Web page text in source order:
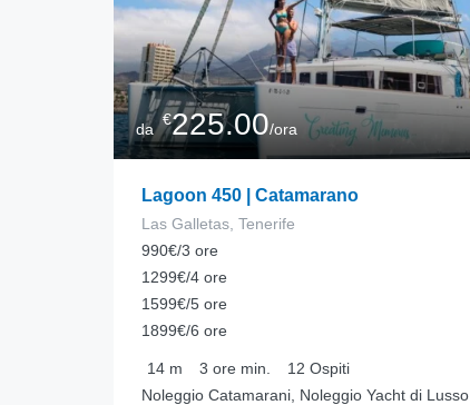
da
€225.00/ora
Lagoon 450 | Catamarano
Las Galletas, Tenerife
990€/3 ore
1299€/4 ore
1599€/5 ore
1899€/6 ore
14 m 3 ore min. 12 Ospiti
Noleggio Catamarani, Noleggio Yacht di Lusso